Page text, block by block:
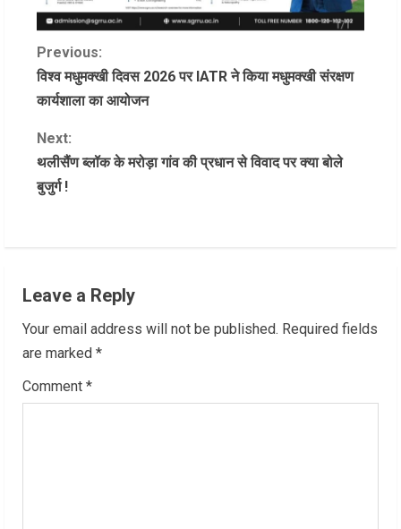
C
o
n
t
u
e
R
e
Previous:
विश्व मधुमक्खी दिवस 2026 पर IATR ने किया मधुमक्खी संरक्षण
कार्यशाला का आयोजन
Next:
थलीसैंण ब्लॉक के मरोड़ा गांव की प्रधान से विवाद पर क्या बोले
बुजुर्ग !
Leave a Reply
Your email address will not be published. Required fields
are marked *
Comment *